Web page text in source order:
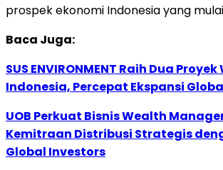
prospek ekonomi Indonesia yang
Baca Juga:
SUS ENVIRONMENT Raih Dua Proyek
Indonesia, Percepat Ekspansi
UOB Perkuat Bisnis Wealth
Kemitraan Distribusi Strategis
Global Investors